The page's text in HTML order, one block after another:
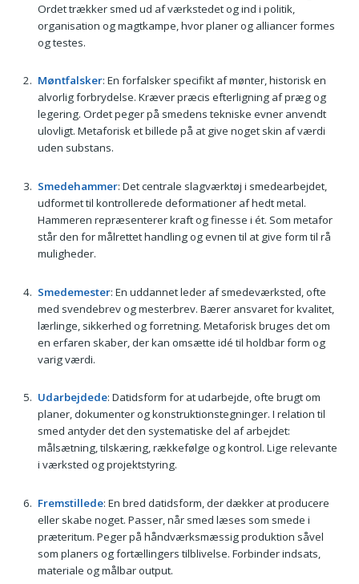
Ordet trækker smed ud af værkstedet og ind i politik,
organisation og magtkampe, hvor planer og alliancer formes
og testes.
Møntfalsker: En forfalsker specifikt af mønter, historisk en
alvorlig forbrydelse. Kræver præcis efterligning af præg og
legering. Ordet peger på smedens tekniske evner anvendt
ulovligt. Metaforisk et billede på at give noget skin af værdi
uden substans.
Smedehammer: Det centrale slagværktøj i smedearbejdet,
udformet til kontrollerede deformationer af hedt metal.
Hammeren repræsenterer kraft og finesse i ét. Som metafor
står den for målrettet handling og evnen til at give form til rå
muligheder.
Smedemester: En uddannet leder af smedeværksted, ofte
med svendebrev og mesterbrev. Bærer ansvaret for kvalitet,
lærlinge, sikkerhed og forretning. Metaforisk bruges det om
en erfaren skaber, der kan omsætte idé til holdbar form og
varig værdi.
Udarbejdede: Datidsform for at udarbejde, ofte brugt om
planer, dokumenter og konstruktionstegninger. I relation til
smed antyder det den systematiske del af arbejdet:
målsætning, tilskæring, rækkefølge og kontrol. Lige relevante
i værksted og projektstyring.
Fremstillede: En bred datidsform, der dækker at producere
eller skabe noget. Passer, når smed læses som smede i
præteritum. Peger på håndværksmæssig produktion såvel
som planers og fortællingers tilblivelse. Forbinder indsats,
materiale og målbar output.